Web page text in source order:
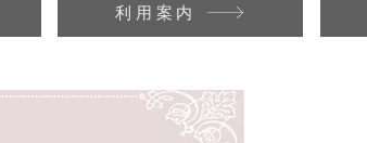
利用案内